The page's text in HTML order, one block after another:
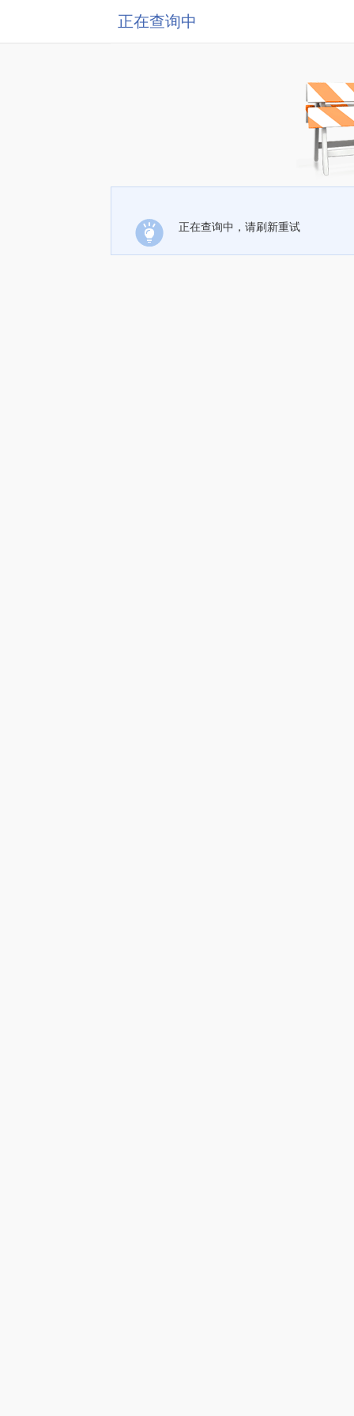
正在查询中
正在查询中，请刷新重试